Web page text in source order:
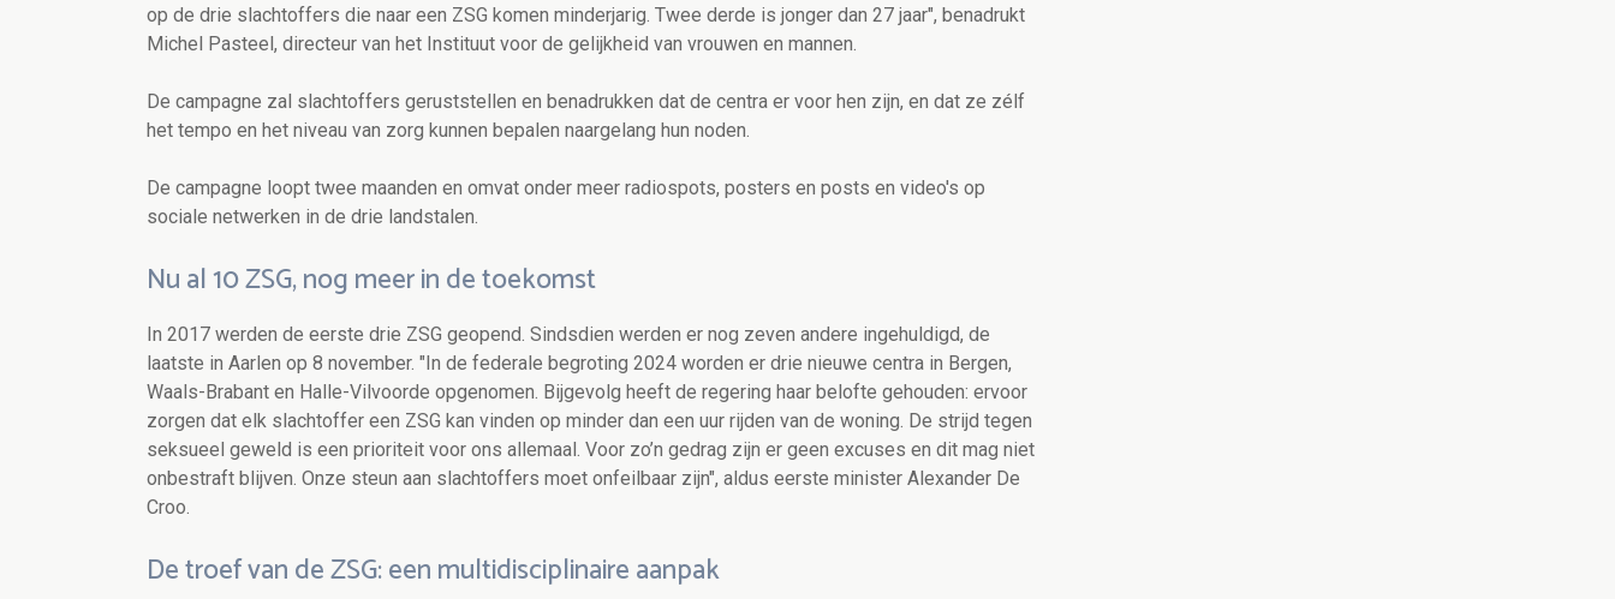
op de drie slachtoffers die naar een ZSG komen minderjarig. Twee derde is jonger dan 27 jaar", benadrukt
Michel Pasteel, directeur van het Instituut voor de gelijkheid van vrouwen en mannen.
De campagne zal slachtoffers geruststellen en benadrukken dat de centra er voor hen zijn, en dat ze zélf
het tempo en het niveau van zorg kunnen bepalen naargelang hun noden.
De campagne loopt twee maanden en omvat onder meer radiospots, posters en posts en video's op
sociale netwerken in de drie landstalen.
Nu al 10 ZSG, nog meer in de toekomst
In 2017 werden de eerste drie ZSG geopend. Sindsdien werden er nog zeven andere ingehuldigd, de
laatste in Aarlen op 8 november. "In de federale begroting 2024 worden er drie nieuwe centra in Bergen,
Waals-Brabant en Halle-Vilvoorde opgenomen. Bijgevolg heeft de regering haar belofte gehouden: ervoor
zorgen dat elk slachtoffer een ZSG kan vinden op minder dan een uur rijden van de woning. De strijd tegen
seksueel geweld is een prioriteit voor ons allemaal. Voor zo’n gedrag zijn er geen excuses en dit mag niet
onbestraft blijven. Onze steun aan slachtoffers moet onfeilbaar zijn", aldus eerste minister Alexander De
Croo.
De troef van de ZSG: een multidisciplinaire aanpak